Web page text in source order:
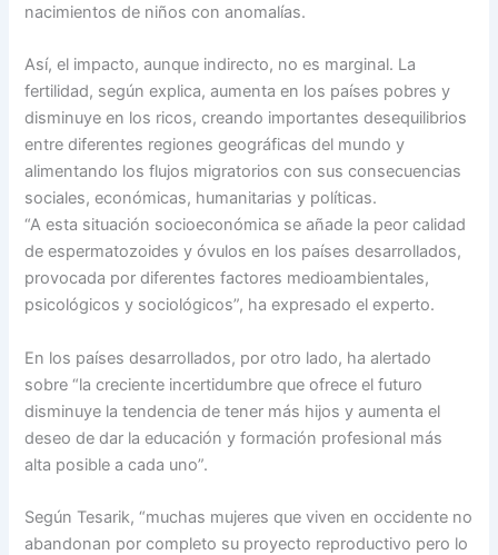
nacimientos de niños con anomalías.
Así, el impacto, aunque indirecto, no es marginal. La
fertilidad, según explica, aumenta en los países pobres y
disminuye en los ricos, creando importantes desequilibrios
entre diferentes regiones geográficas del mundo y
alimentando los flujos migratorios con sus consecuencias
sociales, económicas, humanitarias y políticas.
“A esta situación socioeconómica se añade la peor calidad
de espermatozoides y óvulos en los países desarrollados,
provocada por diferentes factores medioambientales,
psicológicos y sociológicos”, ha expresado el experto.
En los países desarrollados, por otro lado, ha alertado
sobre “la creciente incertidumbre que ofrece el futuro
disminuye la tendencia de tener más hijos y aumenta el
deseo de dar la educación y formación profesional más
alta posible a cada uno”.
Según Tesarik, “muchas mujeres que viven en occidente no
abandonan por completo su proyecto reproductivo pero lo